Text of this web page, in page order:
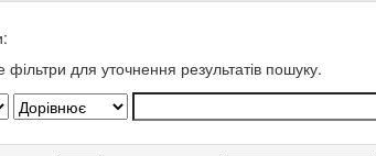
фільтри для уточнення результатів пошуку.